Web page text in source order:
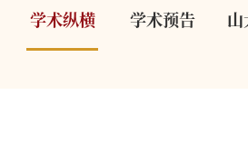
学术纵横 学术预告